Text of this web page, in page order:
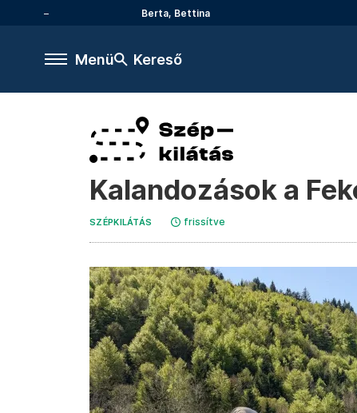
Berta, Bettina
Menü Kereső
Kalandozások a
SZÉPKILÁTÁS frissítve